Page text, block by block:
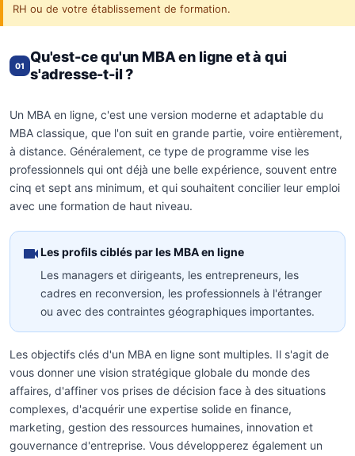
RH ou de votre établissement de formation.
01
Qu'est-ce qu'un MBA en ligne et à qui
s'adresse-t-il ?
Un MBA en ligne, c'est une version moderne et adaptable du
MBA classique, que l'on suit en grande partie, voire entièrement,
à distance. Généralement, ce type de programme vise les
professionnels qui ont déjà une belle expérience, souvent entre
cinq et sept ans minimum, et qui souhaitent concilier leur emploi
avec une formation de haut niveau.
Les profils ciblés par les MBA en ligne
Les managers et dirigeants, les entrepreneurs, les
cadres en reconversion, les professionnels à l'étranger
ou avec des contraintes géographiques importantes.
Les objectifs clés d'un MBA en ligne sont multiples. Il s'agit de
vous donner une vision stratégique globale du monde des
affaires, d'affiner vos prises de décision face à des situations
complexes, d'acquérir une expertise solide en finance,
marketing, gestion des ressources humaines, innovation et
gouvernance d'entreprise. Vous développerez également un